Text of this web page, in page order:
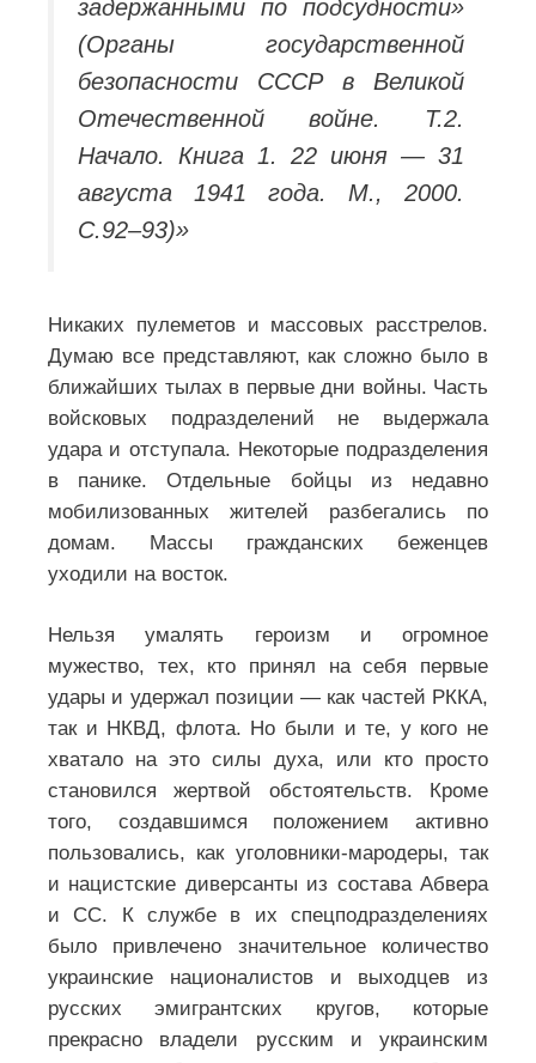
задержанными по подсудности»
(Органы государственной
безопасности СССР в Великой
Отечественной войне. Т.2.
Начало. Книга 1. 22 июня — 31
августа 1941 года. М., 2000.
С.92–93)»
Никаких пулеметов и массовых расстрелов.
Думаю все представляют, как сложно было в
ближайших тылах в первые дни войны. Часть
войсковых подразделений не выдержала
удара и отступала. Некоторые подразделения
в панике. Отдельные бойцы из недавно
мобилизованных жителей разбегались по
домам. Массы гражданских беженцев
уходили на восток.
Нельзя умалять героизм и огромное
мужество, тех, кто принял на себя первые
удары и удержал позиции — как частей РККА,
так и НКВД, флота. Но были и те, у кого не
хватало на это силы духа, или кто просто
становился жертвой обстоятельств. Кроме
того, создавшимся положением активно
пользовались, как уголовники-мародеры, так
и нацистские диверсанты из состава Абвера
и СС. К службе в их спецподразделениях
было привлечено значительное количество
украинские националистов и выходцев из
русских эмигрантских кругов, которые
прекрасно владели русским и украинским